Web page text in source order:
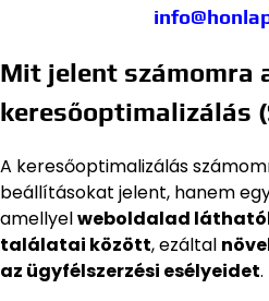
Mit jelent számomra
keresőoptimalizálás
A keresőoptimalizálás
beállításokat jelent, hanem
amellyelweboldalad
találatai között, ezáltal
az ügyfélszerzési esélyeidet.